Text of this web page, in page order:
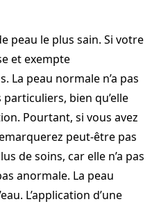
peau le plus sain. Si votre
et exempte
La peau normale n’a pas
bien qu’elle
Pourtant, si vous avez
peut-être pas
de soins, car elle n’a pas
anormale. La peau
L’application d’une